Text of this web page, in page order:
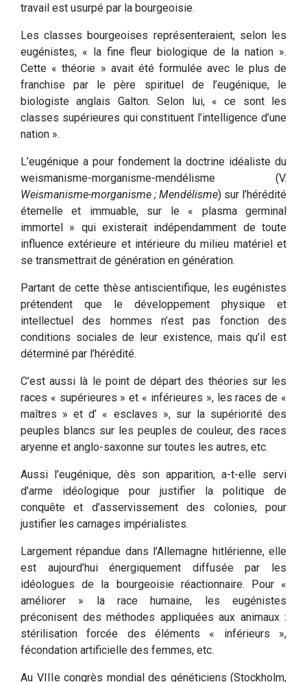
travail est usurpé par la bourgeoisie.
Les classes bourgeoises représenteraient, selon les
eugénistes, « la fine fleur biologique de la nation ».
Cette « théorie » avait été formulée avec le plus de
franchise par le père spirituel de l’eugénique, le
biologiste anglais Galton. Selon lui, « ce sont les
classes supérieures qui constituent l’intelligence d’une
nation ».
L’eugénique a pour fondement la doctrine idéaliste du
weismanisme-morganisme-mendélisme (V.
Weismanisme-morganisme ; Mendélisme) sur l’hérédité
éternelle et immuable, sur le « plasma germinal
immortel » qui existerait indépendamment de toute
influence extérieure et intérieure du milieu matériel et
se transmettrait de génération en génération.
Partant de cette thèse antiscientifique, les eugénistes
prétendent que le développement physique et
intellectuel des hommes n’est pas fonction des
conditions sociales de leur existence, mais qu’il est
déterminé par l’hérédité.
C’est aussi là le point de départ des théories sur les
races « supérieures » et « inférieures », les races de «
maîtres » et d’ « esclaves », sur la supériorité des
peuples blancs sur les peuples de couleur, des races
aryenne et anglo-saxonne sur toutes les autres, etc.
Aussi l’eugénique, dès son apparition, a-t-elle servi
d’arme idéologique pour justifier la politique de
conquête et d’asservissement des colonies, pour
justifier les carnages impérialistes.
Largement répandue dans l’Allemagne hitlérienne, elle
est aujourd’hui énergiquement diffusée par les
idéologues de la bourgeoisie réactionnaire. Pour «
améliorer » la race humaine, les eugénistes
préconisent des méthodes appliquées aux animaux :
stérilisation forcée des éléments « inférieurs »,
fécondation artificielle des femmes, etc.
Au VIIIe congrès mondial des généticiens (Stockholm,